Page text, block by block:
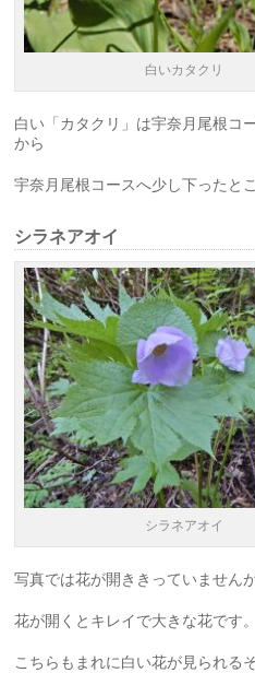
白いカタクリ
白い「カタクリ」は宇奈月尾根コ
から
宇奈月尾根コースへ少し下ったと
シラネアオイ
シラネアオイ
写真では花が開ききっていませんが
花が開くとキレイで大きな花です。
こちらもまれに白い花が見られる